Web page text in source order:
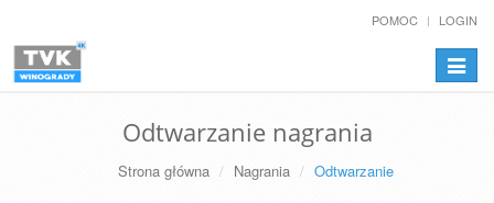
POMOC LOGIN
Odtwarzanie nagrania
Strona główna Nagrania Odtwarzanie